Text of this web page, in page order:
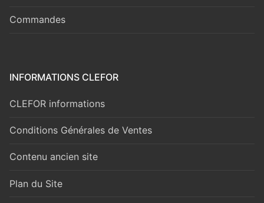
Commandes
INFORMATIONS CLEFOR
CLEFOR informations
Conditions Générales de Ventes
Contenu ancien site
Plan du Site